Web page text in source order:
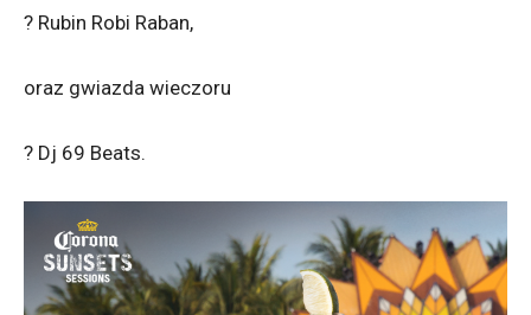
? Rubin Robi Raban,
oraz gwiazda wieczoru
? Dj 69 Beats.